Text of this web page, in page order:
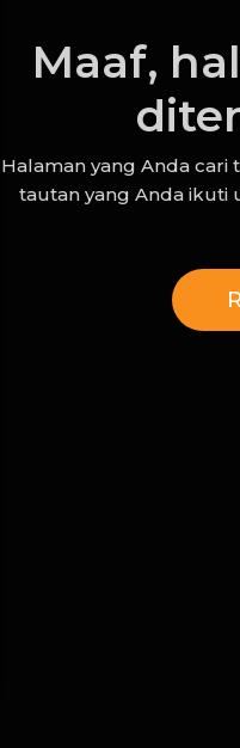
Maaf,
Halaman yang Anda cari
tautan yang Anda ikuti